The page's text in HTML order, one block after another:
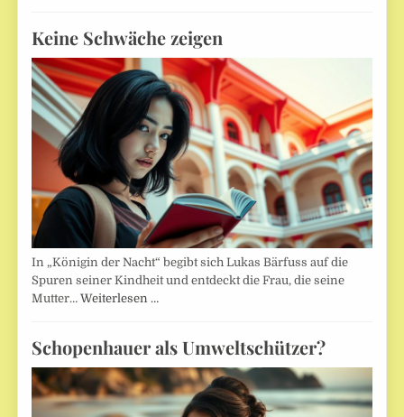
Keine Schwäche zeigen
In „Königin der Nacht“ begibt sich Lukas Bärfuss auf die
Spuren seiner Kindheit und entdeckt die Frau, die seine
Mutter…Weiterlesen …
Schopenhauer als Umweltschützer?